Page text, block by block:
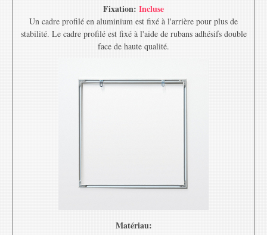
Fixation: Incluse
Un cadre profilé en aluminium est fixé à l'arrière pour plus de
stabilité. Le cadre profilé est fixé à l'aide de rubans adhésifs double
face de haute qualité.
Matériau: